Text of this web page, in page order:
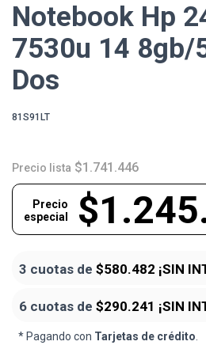
Notebook Hp
7530u 14 8gb/
Dos
81S91LT
Precio lista $1.741.446
Precio
especial
3 cuotas de $580.482 ¡SIN
6 cuotas de $290.241 ¡SIN
* Pagando con Tarjetas de crédito.